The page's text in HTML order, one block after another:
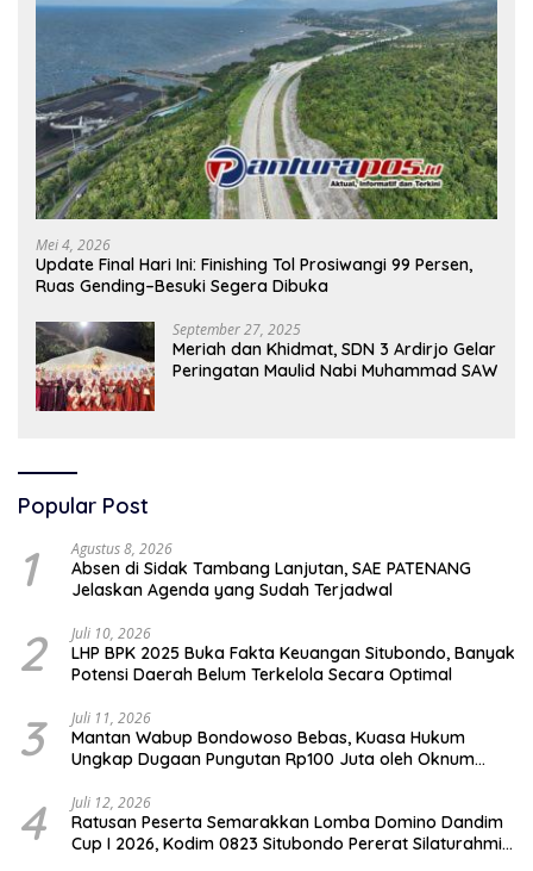
Mei 4, 2026
Update Final Hari Ini: Finishing Tol Prosiwangi 99 Persen,
Ruas Gending–Besuki Segera Dibuka
September 27, 2025
Meriah dan Khidmat, SDN 3 Ardirjo Gelar
Peringatan Maulid Nabi Muhammad SAW
Popular Post
1 Agustus 8, 2026
Absen di Sidak Tambang Lanjutan, SAE PATENANG
Jelaskan Agenda yang Sudah Terjadwal
2 Juli 10, 2026
LHP BPK 2025 Buka Fakta Keuangan Situbondo, Banyak
Potensi Daerah Belum Terkelola Secara Optimal
3 Juli 11, 2026
Mantan Wabup Bondowoso Bebas, Kuasa Hukum
Ungkap Dugaan Pungutan Rp100 Juta oleh Oknum
4 Juli 12, 2026
Ratusan Peserta Semarakkan Lomba Domino Dandim
Cup I 2026, Kodim 0823 Situbondo Pererat Silaturahmi